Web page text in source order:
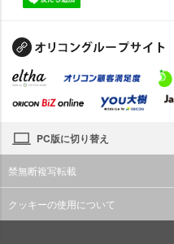
PC版に切り替え
禁無断複写転載
クッキーの使用について